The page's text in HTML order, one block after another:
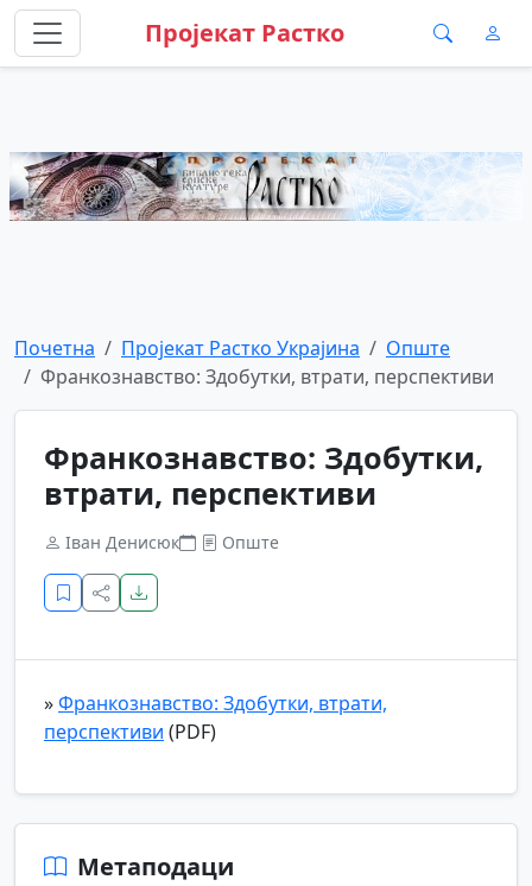
Пројекат Растко
Почетна Пројекат Растко Украјина
Опште
Франкознавство: Здобутки, втрати, перспективи
Франкознавство: Здобутки,
втрати, перспективи
Іван Денисюк Опште
»Франкознавство: Здобутки, втрати,
перспективи (PDF)
Метаподаци